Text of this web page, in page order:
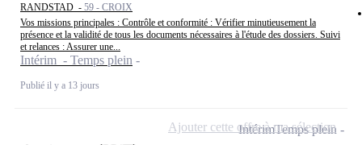
RANDSTAD - 59 - CROIX
Vos missions principales : Contrôle et conformité : Vérifier minutieusement la
présence et la validité de tous les documents nécessaires à l'étude des dossiers. Suivi
et relances : Assurer une...
Intérim - Temps plein
Publié il y a 13 jours
IntérimTemps plein
Ajouter cette offre à ma sélection